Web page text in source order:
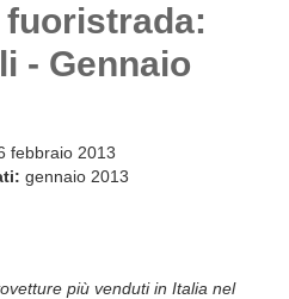
- Gennaio
febbraio 2013
gennaio 2013
più venduti in Italia nel